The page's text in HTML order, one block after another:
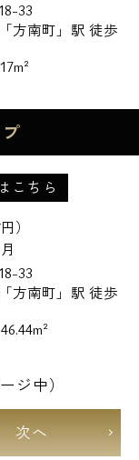
33
方南町」駅 徒歩
こちら
円）
33
方南町」駅 徒歩
ジ中）
次へ